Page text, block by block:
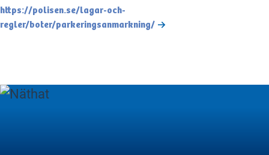
https://polisen.se/lagar-och-
regler/boter/parkeringsanmarkning/